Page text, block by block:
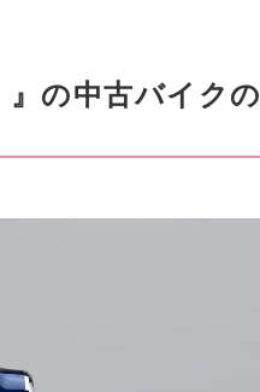
の中古バイクの